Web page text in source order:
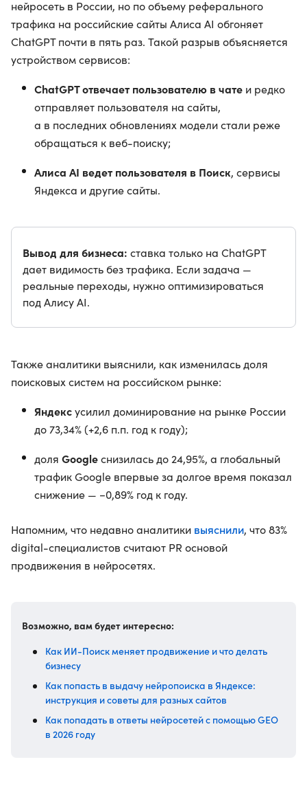
нейросеть в России, но по объему реферального
трафика на российские сайты Алиса AI обгоняет
ChatGPT почти в пять раз. Такой разрыв объясняется
устройством сервисов:
ChatGPT отвечает пользователю в чате и редко
отправляет пользователя на сайты,
а в последних обновлениях модели стали реже
обращаться к веб-поиску;
Алиса AI ведет пользователя в Поиск, сервисы
Яндекса и другие сайты.
Вывод для бизнеса: ставка только на ChatGPT
дает видимость без трафика. Если задача —
реальные переходы, нужно оптимизироваться
под Алису AI.
Также аналитики выяснили, как изменилась доля
поисковых систем на российском рынке:
Яндексусилил доминирование на рынке России
до 73,34% (+2,6 п.п. год к году);
доля Googleснизилась до 24,95%, а глобальный
трафик Google впервые за долгое время показал
снижение — −0,89% год к году.
Напомним, что недавно аналитики выяснили, что 83%
digital-специалистов считают PR основой
продвижения в нейросетях.
Возможно, вам будет интересно:
Как ИИ-Поиск меняет продвижение и что делать
бизнесу
Как попасть в выдачу нейропоиска в Яндексе:
инструкция и советы для разных сайтов
Как попадать в ответы нейросетей с помощью GEO
в 2026 году